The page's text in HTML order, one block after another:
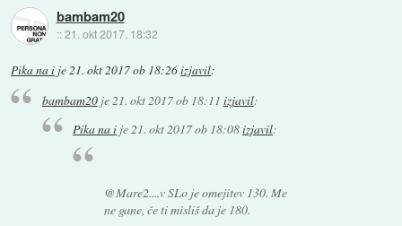
bambam20
::21. okt 2017, 18:32
Pika na i je21. okt 2017 ob 18:26izjavil:
bambam20je 21. okt 2017 ob 18:11 izjavil:
Pika na i je21. okt 2017 ob 18:08izjavil:
@Mare2....v SLo je omejitev 130. Me
ne gane, če ti misliš da je 180.